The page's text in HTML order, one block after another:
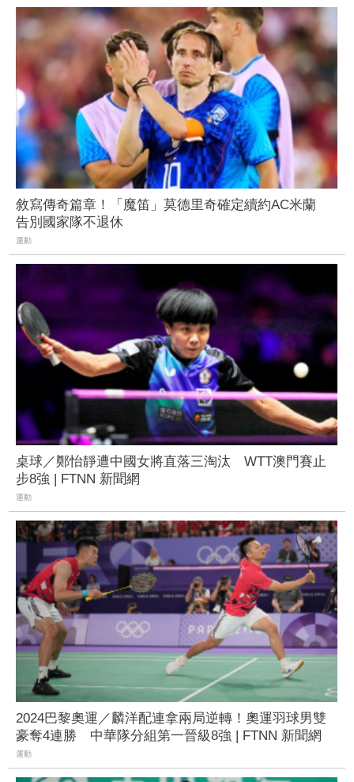
敘寫傳奇篇章！「魔笛」莫德里奇確定續約AC米蘭
告別國家隊不退休
運動
桌球／鄭怡靜遭中國女將直落三淘汰 WTT澳門賽止
步8強 | FTNN 新聞網
運動
2024巴黎奧運／麟洋配連拿兩局逆轉！奧運羽球男雙
豪奪4連勝 中華隊分組第一晉級8強 | FTNN 新聞網
運動